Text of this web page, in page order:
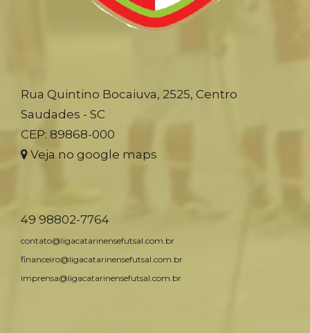
Rua Quintino Bocaiuva, 2525, Centro
Saudades - SC
CEP: 89868-000
Veja no google maps
49 98802-7764
contato@ligacatarinensefutsal.com.br
financeiro@ligacatarinensefutsal.com.br
imprensa@ligacatarinensefutsal.com.br